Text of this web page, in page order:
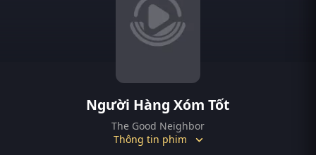
Người Hàng Xóm Tốt
The Good Neighbor
Thông tin phim